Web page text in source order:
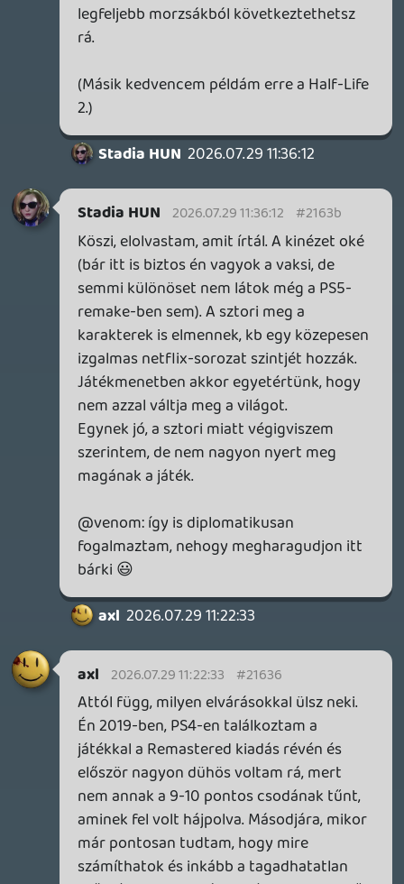
2026.07.28 10:16:19 #215y9
Én a 2018-as God of War közben
eszméltem rá, hogy "Basszus! Amikor azt
nézzenek ki a játékok, mint a WarCraft III
CG átvezetői, az már megvalósult."
(Más kérdés, hogy magától a játéktól nem
voltam annyira elájulva, mint amennyire
Necroman Mk2 2026.07.28 09:59:36
2026.07.28 10:09:49
2006...
2026.07.28 10:06:21#215y3
2020
Necroman
Mk2
2026.07.28
Necroman Mk2
2026.07.28 09:59:36
#215y0
A kilencvenes évek CG videóinak
minőségét már egy 2010-es AAA játék is
simán hozta.
soliduss 2026.07.28 09:49:25